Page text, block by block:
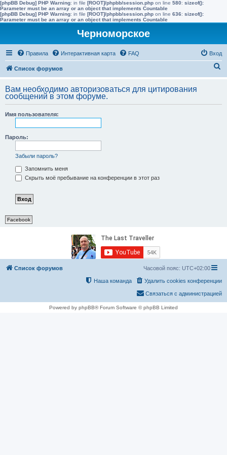
[phpBB Debug] PHP Warning: in file [ROOT]/phpbb/session.php on line 580: sizeof():
Parameter must be an array or an object that implements Countable
[phpBB Debug] PHP Warning: in file [ROOT]/phpbb/session.php on line 636: sizeof():
Parameter must be an array or an object that implements Countable
Черноморское
Правила Интерактивная карта FAQ Вход
Список форумов
с
Вам необходимо авторизоваться для цитирования
сообщений в этом форуме.
Имя пользователя:
Пароль:
Забыли пароль?
Запомнить меня
Скрыть моё пребывание на конференции в этот раз
Facebook
Список форумов Часовой пояс: UTC+02:00
Удалить cookies конференции
Наша команда
Связаться с администрацией
Powered by phpBB® Forum Software © phpBB Limited